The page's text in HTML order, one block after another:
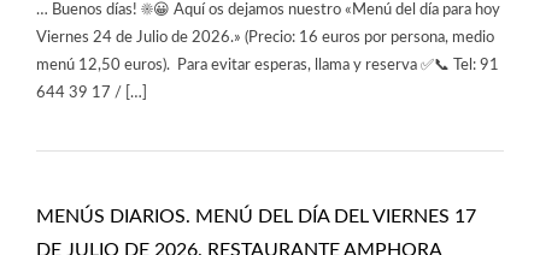
… Buenos días! ☀️😀 Aquí os dejamos nuestro «Menú del día para hoy
Viernes 24 de Julio de 2026.» (Precio: 16 euros por persona, medio
menú 12,50 euros). Para evitar esperas, llama y reserva ✅📞 Tel: 91
644 39 17 / […]
MENÚS DIARIOS. MENÚ DEL DÍA DEL VIERNES 17
DE JULIO DE 2026. RESTAURANTE AMPHORA